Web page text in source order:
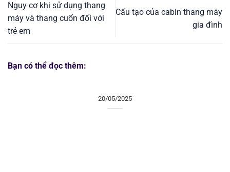
Nguy cơ khi sử dụng thang
máy và thang cuốn đối với
trẻ em
Cấu tạo của cabin thang máy
gia đình
Bạn có thể đọc thêm:
20/05/2025